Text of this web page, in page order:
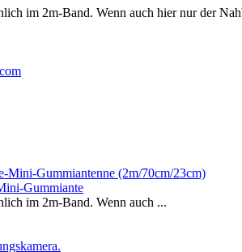
im 2m-Band. Wenn auch hier nur der
Gummiante
im 2m-Band. Wenn auch ...